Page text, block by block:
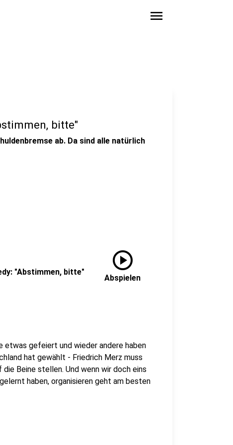
menu
bitte"
ab. Da sind alle natürlich
"Abstimmen, bitte"
play_circle
Abspielen
etwas gefeiert und wieder andere haben
hat gewählt - Friedrich Merz muss
Beine stellen. Und wenn wir doch eins
haben, organisieren geht am besten